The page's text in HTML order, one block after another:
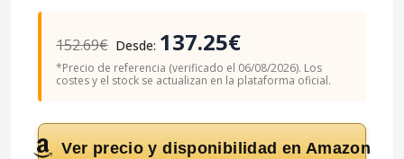
152.69€ Desde: 137.25€
*Precio de referencia (verificado el 06/08/2026). Los
costes y el stock se actualizan en la plataforma oficial.
Ver precio y disponibilidad en Amazon